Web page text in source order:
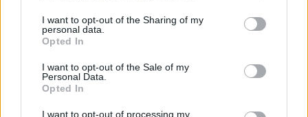
I want to opt-out of the Sharing of my
personal data.
Opted In
I want to opt-out of the Sale of my
Personal Data.
Opted In
I want to opt-out of processing my
"Il ne faut pas les prendre de
haut"